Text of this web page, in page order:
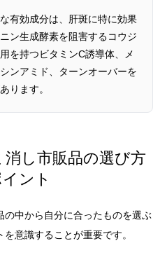
有効成分は、肝斑に特に効果
ン生成酵素を阻害するコウジ
を持つビタミンC誘導体、メ
ンアミド、ターンオーバーを
ります。
消し市販品の選び方
ント
中から自分に合ったものを選ぶ
意識することが重要です。